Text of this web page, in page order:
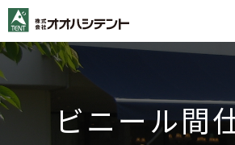
i
p
t
o
ビニール間